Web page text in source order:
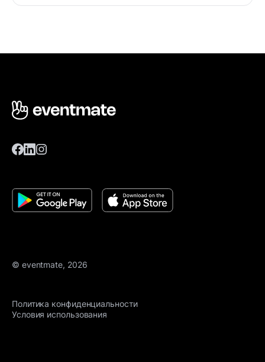
© eventmate, 2026
Политика конфиденциальности
Условия использования